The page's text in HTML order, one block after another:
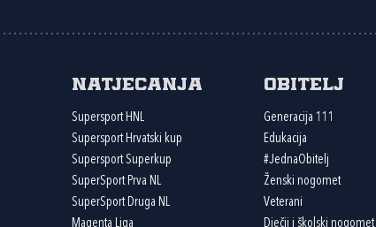
Natjecanja
Supersport HNL
Supersport Hrvatski kup
Supersport Superkup
SuperSport Prva NL
SuperSport Druga NL
Magenta Liga
Obitelj
Generacija 111
Edukacija
#JednaObitelj
Ženski nogomet
Veterani
Dječji i školski nogomet